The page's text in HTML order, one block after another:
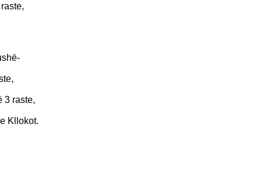
3 raste,
Kllokot.